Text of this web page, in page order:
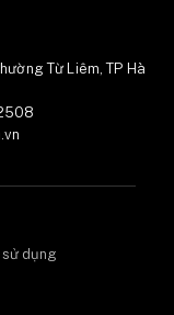
Từ Liêm, TP Hà
dụng